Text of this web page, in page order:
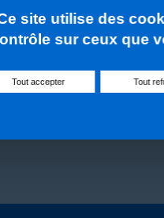
filaire lourd.
d’autonomie, tandis
assure aux équipes
secours simplifiée en cas
site utilise des
sur ceux que
Tout accepter Tout